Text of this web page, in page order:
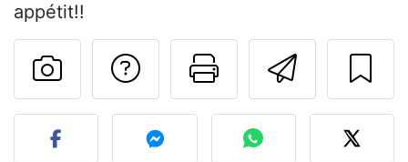
appétit!!
Imprimer
Poser une
Publier votre photo de